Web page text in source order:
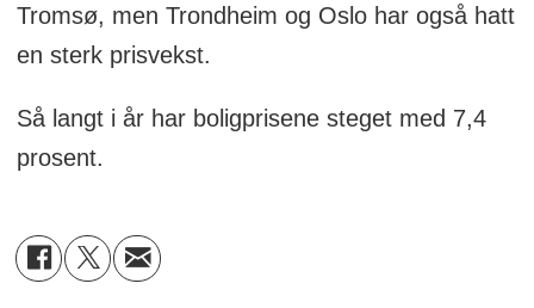
Tromsø, men Trondheim og Oslo har også hatt
en sterk prisvekst.
Så langt i år har boligprisene steget med 7,4
prosent.